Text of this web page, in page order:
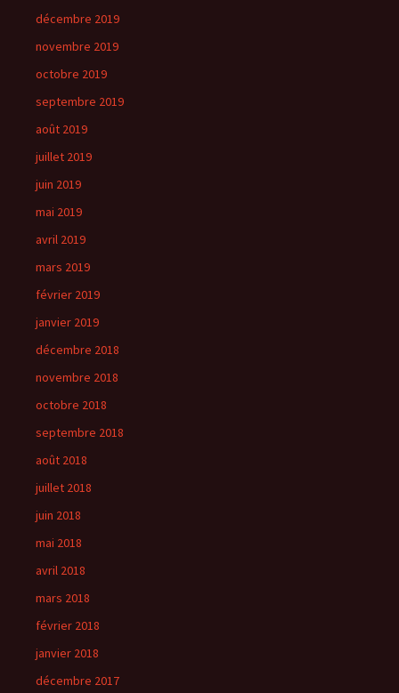
décembre 2019
novembre 2019
octobre 2019
septembre 2019
août 2019
juillet 2019
juin 2019
mai 2019
avril 2019
mars 2019
février 2019
janvier 2019
décembre 2018
novembre 2018
octobre 2018
septembre 2018
août 2018
juillet 2018
juin 2018
mai 2018
avril 2018
mars 2018
février 2018
janvier 2018
décembre 2017